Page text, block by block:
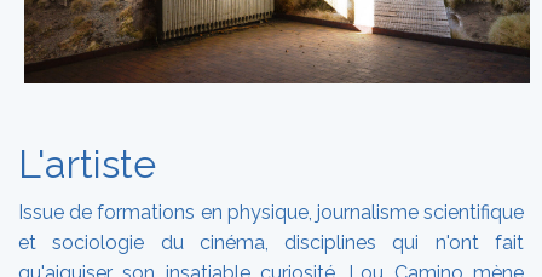
L'artiste
Issue de formations en physique, journalisme scientifique
et sociologie du cinéma, disciplines qui n'ont fait
qu'aiguiser son insatiable curiosité, Lou Camino mène